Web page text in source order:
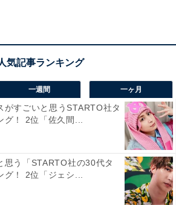
市内や奈良市内にアクセスが良い生
いう距離にあるため、通勤・通学
一週間 一ヶ月
がすごいと思うSTARTO社タ
グ！ 2位「佐久間...
思う「STARTO社の30代タ
グ！ 2位「ジェシ...